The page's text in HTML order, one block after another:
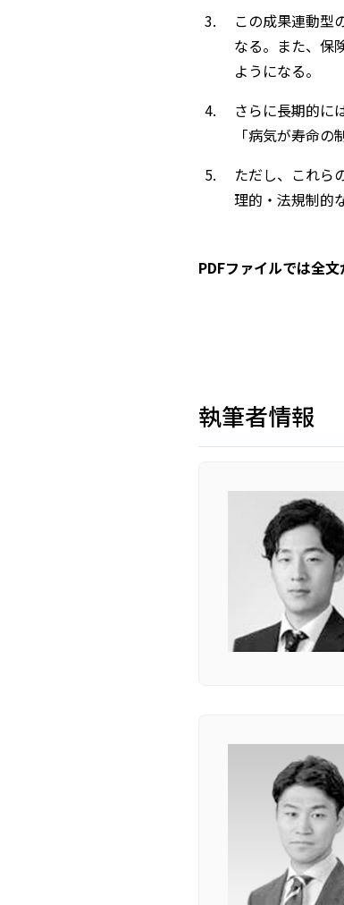
この成果連動型
なる。また、保
ようになる。
さらに長期的に
「病気が寿命
ただし、これら
理的・法規制的
PDFファイルでは全
執筆者情報